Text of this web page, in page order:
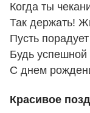
Когда ты
Так держать!
Пусть
Будь
С днем
Красивое